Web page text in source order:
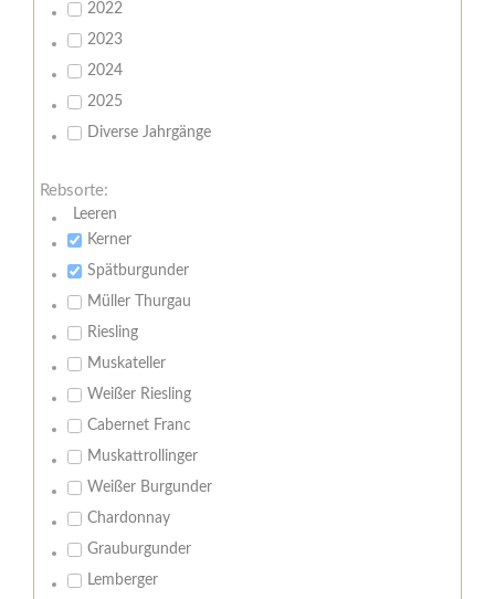
2022
2023
2024
2025
Diverse Jahrgänge
Rebsorte:
Leeren
Kerner
Spätburgunder
Müller Thurgau
Riesling
Muskateller
Weißer Riesling
Cabernet Franc
Muskattrollinger
Weißer Burgunder
Chardonnay
Grauburgunder
Lemberger